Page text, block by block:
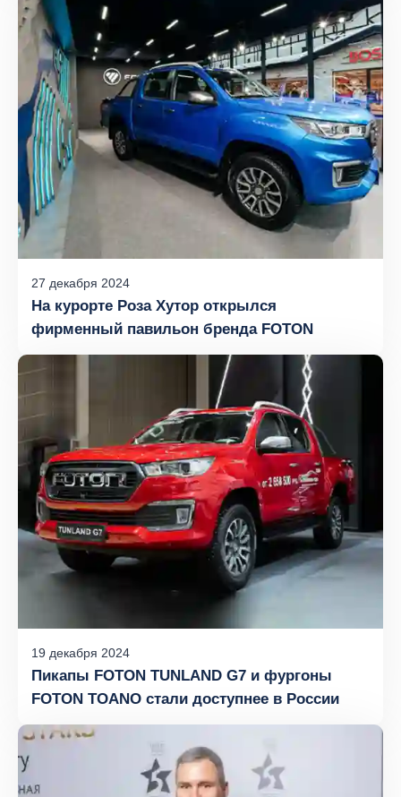
27 декабря 2024
На курорте Роза Хутор открылся
фирменный павильон бренда FOTON
19 декабря 2024
Пикапы FOTON TUNLAND G7 и фургоны
FOTON TOANO стали доступнее в России